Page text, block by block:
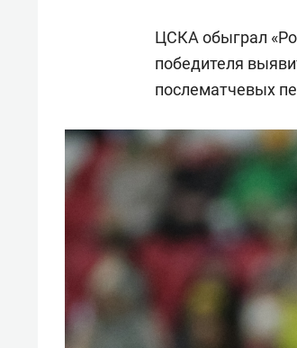
ЦСКА обыграл
победителя
послематчевых
Рекомендуем
создают оазис жилого
комфорта под Казанью